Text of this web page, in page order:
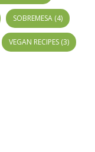
SOBREMESA (4)
VEGAN RECIPES (3)